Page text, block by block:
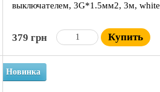
выключателем, 3G*1.5мм2, 3м, white
379 грн Купить
Новинка